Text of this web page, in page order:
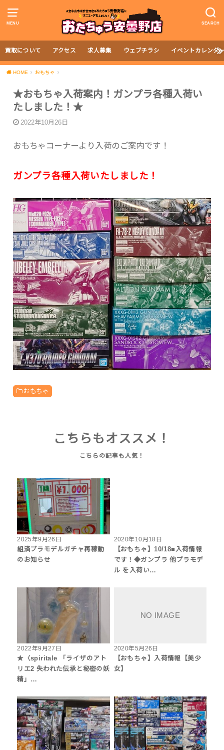
MENU SEARCH
買取について アクセス 求人募集 ウェブチラシ イベントカレンダ
HOME おもちゃ
★おもちゃ入荷案内！ガンプラ各種入荷い
たしました！★
2022年10月26日
おもちゃコーナーより入荷のご案内です！
ガンプラ各種入荷いたしました！
おもちゃ
こちらもオススメ！
2025年9月26日
組済プラモデルガチャ再稼動
のお知らせ
2020年10月18日
【おもちゃ】10/18■入荷情報
です！◆ガンプラ 他プラモデ
ル を入荷い…
2022年9月27日
★〈spiritale 「ライザのアト
リエ2 失われた伝承と秘密の妖
精」…
2020年5月26日
【おもちゃ】入荷情報【美少
女】